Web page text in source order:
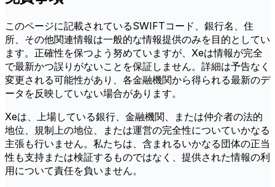
このページに記載されているSWIFTコード、銀行名、住
所、その他関連情報は一般的な情報提供のみを目的としてい
ます。正確性を保つよう努めていますが、Xeは情報が完全
で最新かつ誤りがないことを保証しません。詳細は予告なく
変更される可能性があり、各金融機関から得られる最新のデ
ータを反映していない場合があります。
Xeは、上場している銀行、金融機関、または仲介者の法的
地位、規制上の地位、または運営の完全性についていかなる
主張も行いません。私たちは、含まれるいかなる団体の正当
性も支持または検証するものではなく、提供された情報の利
用について責任を負いません。